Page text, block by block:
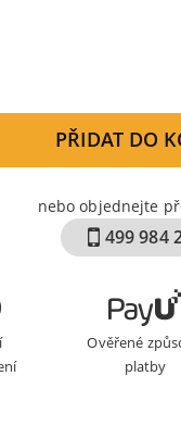
PŘIDAT DO
nebo objednejte
499 984
Ověřené
platby